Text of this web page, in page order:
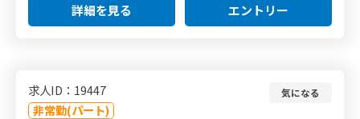
詳細を見る エントリー
求人ID：19447
非常勤(パート)
気になる